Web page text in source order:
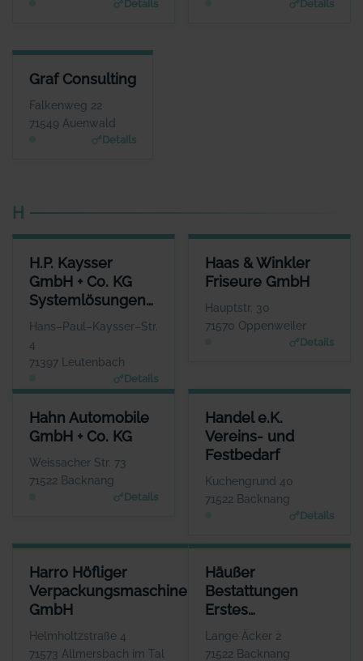
Details Details
Graf Consulting
Falkenweg 22
71549 Auenwald
Details
GRAF CONSULTING
ANSPRECHPARTNER
Herr Charley Graf
WEBSITE
www.grafconsulting.eu
H
H.P. Kaysser
GmbH + Co. KG
Systemlösungen
in Metall
Hans–Paul–Kaysser–Str.
4
71397 Leutenbach
Details
H.P. KAYSSER GMBH + CO. KG SYSTEMLÖSUNGEN IN METALL
ANSPRECHPARTNER
Herr Thomas Kaysser
www.kaysser.de
Haas & Winkler
Friseure GmbH
Hauptstr. 30
71570 Oppenweiler
Details
HAAS & WINKLER FRISEURE
Frau Rebacca
www.haas-winkler-
Hahn Automobile
GmbH + Co. KG
Weissacher Str. 73
71522 Backnang
Details
HAHN AUTOMOBILE GMBH + CO. KG
Herr Frank Stotz
WEBSITE
www.hahn-automobile.de
Handel e.K.
Vereins- und
Festbedarf
Kuchengrund 40
71522 Backnang
Details
HANDEL E.K. VEREINS- UND
Harro Höfliger
Verpackungsmaschinen
GmbH
Helmholtzstraße 4
71573 Allmersbach im Tal
HARRO HÖFLIGER VERPACKUNGSMASCHINEN GMBH
Herr Markus Höfliger
WEBSITE
Häußer
Bestattungen
Erstes
Backnanger
Bestattungsinstitut
Lange Äcker 2
71522 Backnang
HÄUSSER BESTATTUNGEN